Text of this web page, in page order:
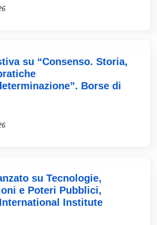
su “Consenso. Storia,
Borse di
su Tecnologie,
e Poteri Pubblici,
Institute